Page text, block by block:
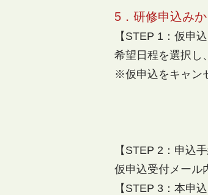
5． 研修申込み
【STEP 1：仮申込
希望日程を選択し
※仮申込をキャン
【STEP 2：申込
仮申込受付メール
【STEP 3：本申